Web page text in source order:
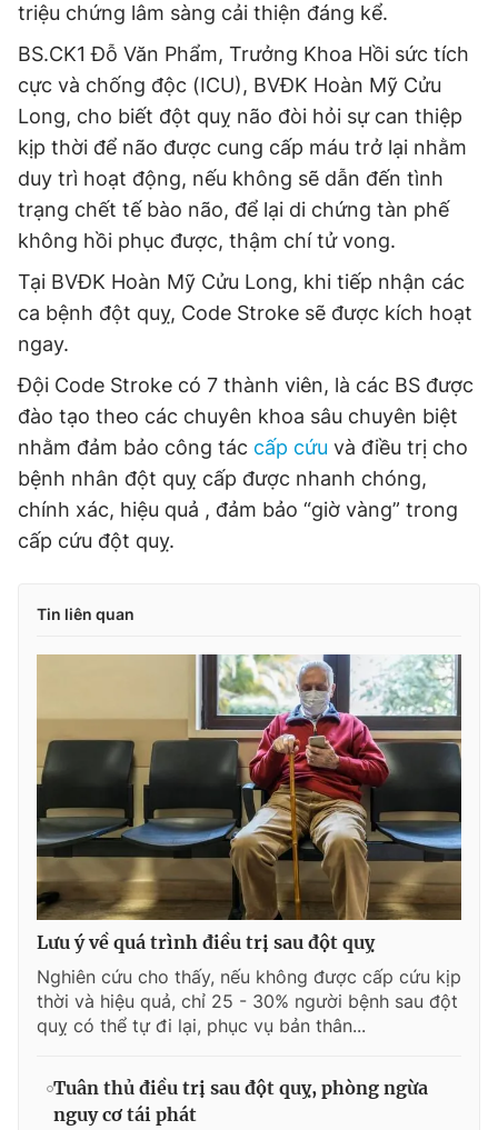
triệu chứng lâm sàng cải thiện đáng kể.
BS.CK1 Đỗ Văn Phẩm, Trưởng Khoa Hồi sức tích
cực và chống độc (ICU), BVĐK Hoàn Mỹ Cửu
Long, cho biết đột quỵ não đòi hỏi sự can thiệp
kịp thời để não được cung cấp máu trở lại nhằm
duy trì hoạt động, nếu không sẽ dẫn đến tình
trạng chết tế bào não, để lại di chứng tàn phế
không hồi phục được, thậm chí tử vong.
Tại BVĐK Hoàn Mỹ Cửu Long, khi tiếp nhận các
ca bệnh đột quỵ, Code Stroke sẽ được kích hoạt
ngay.
Đội Code Stroke có 7 thành viên, là các BS được
đào tạo theo các chuyên khoa sâu chuyên biệt
nhằm đảm bảo công tác cấp cứu và điều trị cho
bệnh nhân đột quỵ cấp được nhanh chóng,
chính xác, hiệu quả , đảm bảo “giờ vàng” trong
cấp cứu đột quỵ.
Tin liên quan
Lưu ý về quá trình điều trị sau đột quỵ
Nghiên cứu cho thấy, nếu không được cấp cứu kịp
thời và hiệu quả, chỉ 25 - 30% người bệnh sau đột
quỵ có thể tự đi lại, phục vụ bản thân...
Tuân thủ điều trị sau đột quỵ, phòng ngừa
nguy cơ tái phát